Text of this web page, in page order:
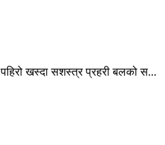
खस्दा सशस्त्र प्रहरी बलको स...